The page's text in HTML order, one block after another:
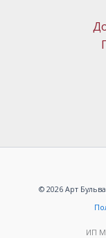
© 2026 Арт
ИП